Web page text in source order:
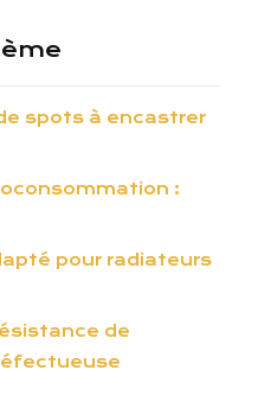
spots à encastrer
:
pour radiateurs
de